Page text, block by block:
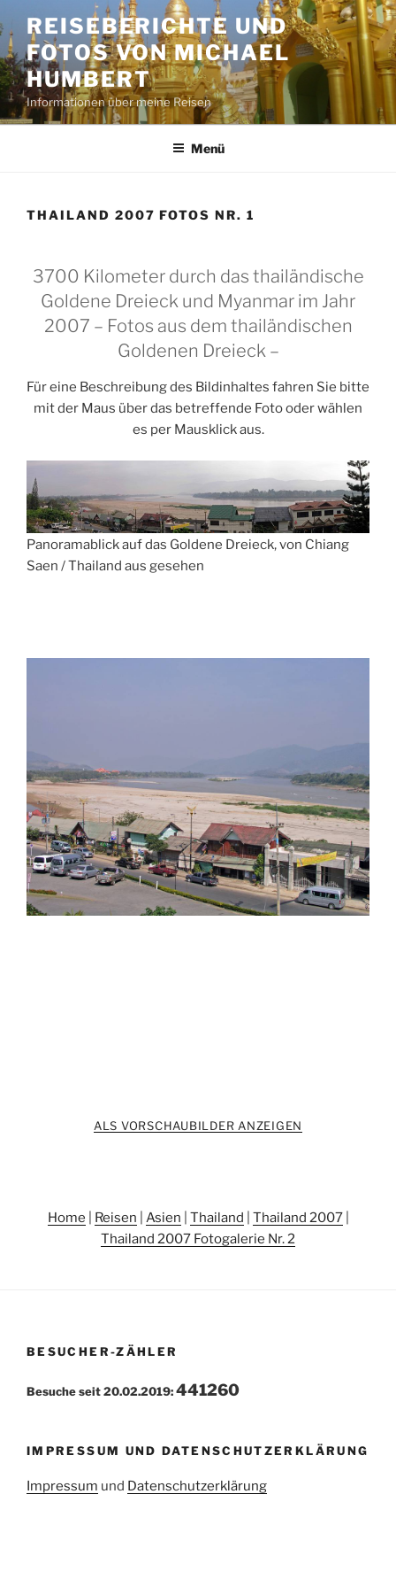
Inhalt
springen
REISEBERICHTE UND
FOTOS VON MICHAEL
HUMBERT
Informationen über meine Reisen
Menü
THAILAND 2007 FOTOS NR. 1
3700 Kilometer durch das thailändische
Goldene Dreieck und Myanmar im Jahr
2007 – Fotos aus dem thailändischen
Goldenen Dreieck –
Für eine Beschreibung des Bildinhaltes fahren Sie bitte
mit der Maus über das betreffende Foto oder wählen
es per Mausklick aus.
Panoramablick auf das Goldene Dreieck, von Chiang
Saen / Thailand aus gesehen
ALS VORSCHAUBILDER ANZEIGEN
Home Reisen Asien Thailand Thailand 2007|
Thailand 2007 Fotogalerie Nr. 2
BESUCHER-ZÄHLER
Besuche seit 20.02.2019:441260
IMPRESSUM UND DATENSCHUTZERKLÄRUNG
Impressum und Datenschutzerklärung